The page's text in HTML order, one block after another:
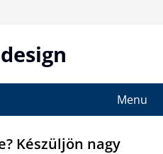
Menu
Készüljön nagy